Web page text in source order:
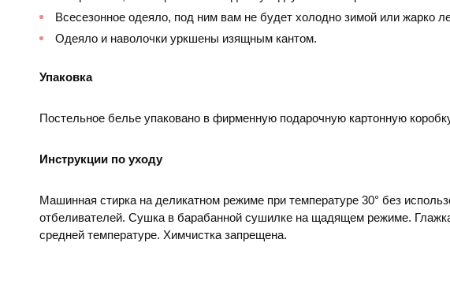
Всесезонное одеяло, под ним вам не будет холодно зимой или жарко
Одеяло и наволочки уркшены изящным кантом.
Упаковка
Постельное белье упаковано в фирменную подарочную картонную
Инструкции по уходу
Машинная стирка на деликатном режиме при температуре 30° без
отбеливателей. Сушка в барабанной сушилке на щадящем режиме.
средней температуре. Химчистка запрещена.